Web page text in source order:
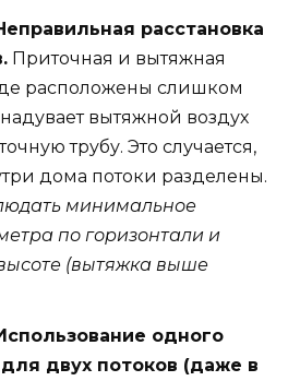
расстановка
Приточная и вытяжная
расположены слишком
вытяжной воздух
трубу. Это случается,
дома потоки разделены.
минимальное
по горизонтали и
(вытяжка выше
одного
двух потоков (даже в